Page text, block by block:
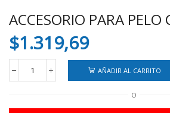
ACCESORIO PARA PELO
$1.319,69
ACCESORIO
CAJA
AÑADIR AL CARRITO
O